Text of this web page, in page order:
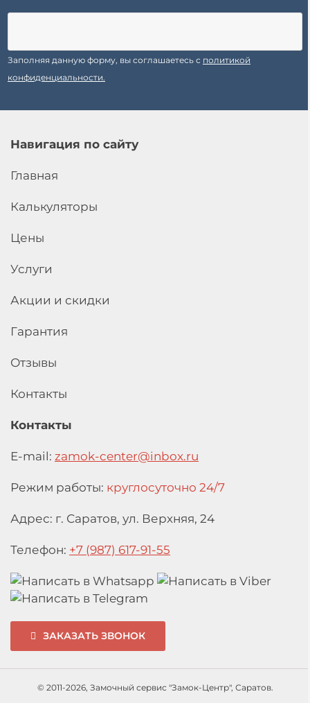
Заполняя данную форму, вы соглашаетесь с политикой
конфиденциальности.
Навигация по сайту
Главная
Калькуляторы
Цены
Услуги
Акции и скидки
Гарантия
Отзывы
Контакты
Контакты
E-mail: zamok-center@inbox.ru
Режим работы: круглосуточно 24/7
Адрес: г. Саратов, ул. Верхняя, 24
Телефон: +7 (987) 617-91-55
ЗАКАЗАТЬ ЗВОНОК
© 2011-2026, Замочный сервис "Замок-Центр", Саратов.